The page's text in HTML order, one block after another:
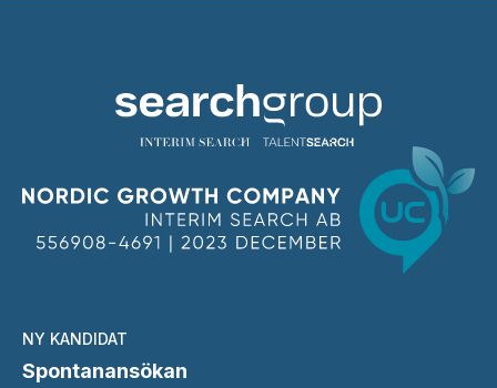
NY KANDIDAT
Spontanansökan